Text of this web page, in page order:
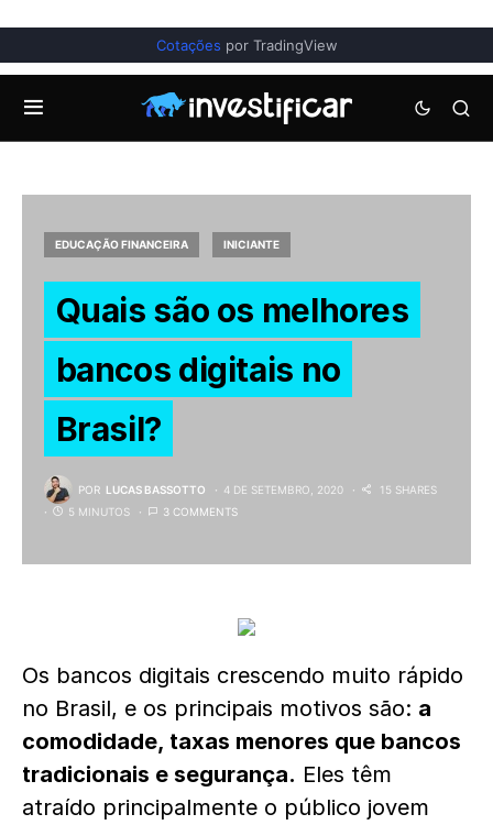
Cotações por TradingView
EDUCAÇÃO FINANCEIRA INICIANTE
Quais são os melhores
bancos digitais no
Brasil?
POR LUCAS BASSOTTO 4 DE SETEMBRO, 2020
15 SHARES
5 MINUTOS
3 COMMENTS
Os bancos digitais crescendo muito rápido
no Brasil, e os principais motivos são: a
comodidade, taxas menores que bancos
tradicionais e segurança. Eles têm
atraído principalmente o público jovem